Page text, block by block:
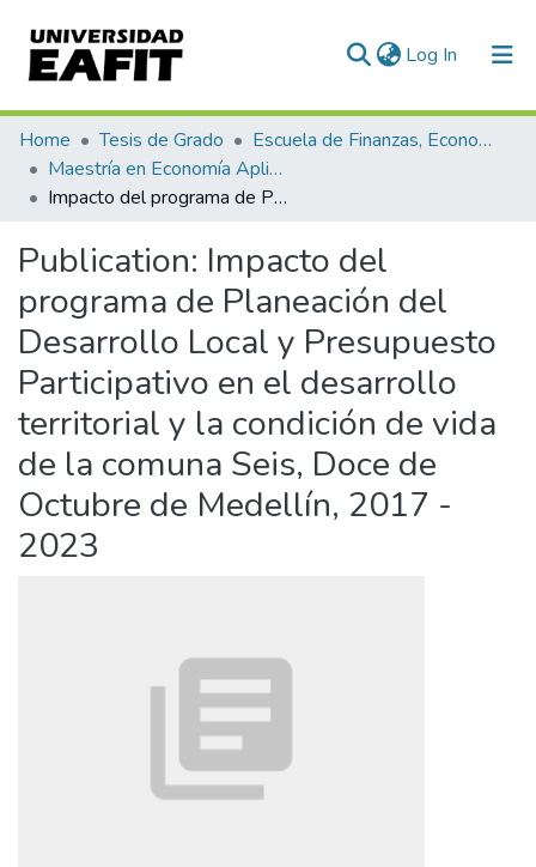
Log In (current)
Communities & Collections
All of DSpace
Home Tesis de Grado
Escuela de Finanzas, Economía y Gobierno
Maestría en Economía Aplicada (tesis)
Impacto del programa de Planeación del Desarrollo Local y Presupuesto Participativo en el desarrollo territorial y la condición de vida de la comuna Seis, Doce de Octubre de Medellín, 2017 - 2023
Publication: Impacto del
programa de Planeación del
Desarrollo Local y Presupuesto
Participativo en el desarrollo
territorial y la condición de vida
de la comuna Seis, Doce de
Octubre de Medellín, 2017 -
2023